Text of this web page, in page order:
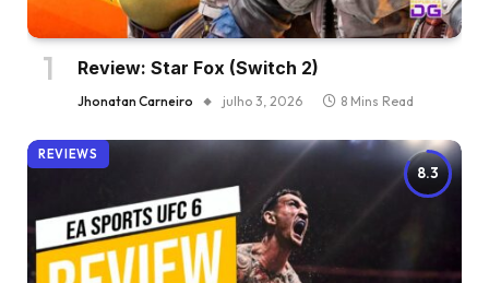
Review: Star Fox (Switch 2)
Jhonatan Carneiro julho 3, 2026 8 Mins Read
8.3
REVIEWS